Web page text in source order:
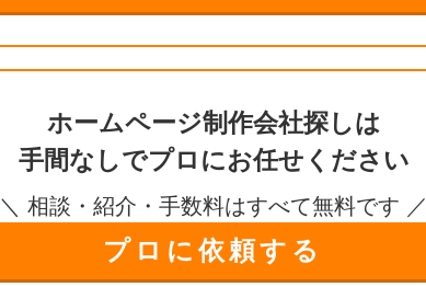
ホームページ制作会社探しは
手間なしでプロにお任せください
＼ 相談・紹介・手数料はすべて無料です ／
プロに依頼する